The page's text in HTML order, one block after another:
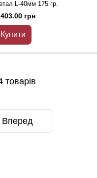
L-40мм 175 гр.
грн
Купити
товарів
Вперед